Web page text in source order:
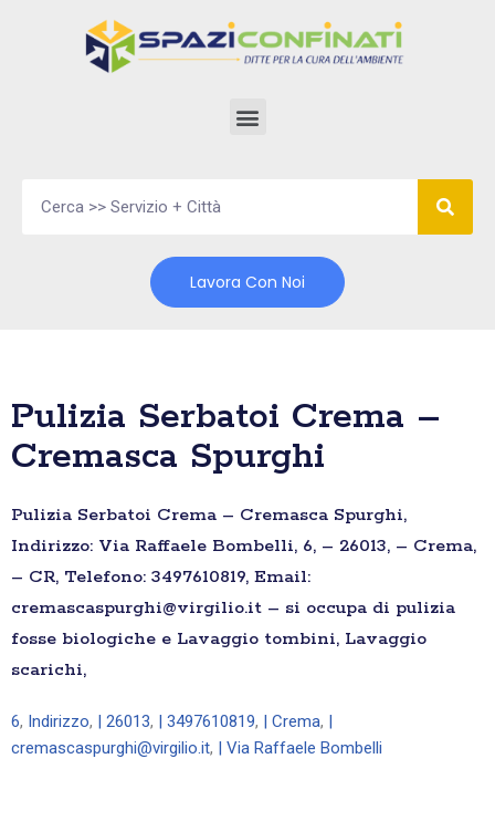
Lavora Con Noi
Pulizia Serbatoi Crema –
Cremasca Spurghi
Pulizia Serbatoi Crema – Cremasca Spurghi,
Indirizzo: Via Raffaele Bombelli, 6, – 26013, – Crema,
– CR, Telefono: 3497610819, Email:
cremascaspurghi@virgilio.it – si occupa di pulizia
fosse biologiche e Lavaggio tombini, Lavaggio
scarichi,
6, Indirizzo, | 26013, | 3497610819, | Crema,
cremascaspurghi@virgilio.it, | Via Raffaele Bombelli